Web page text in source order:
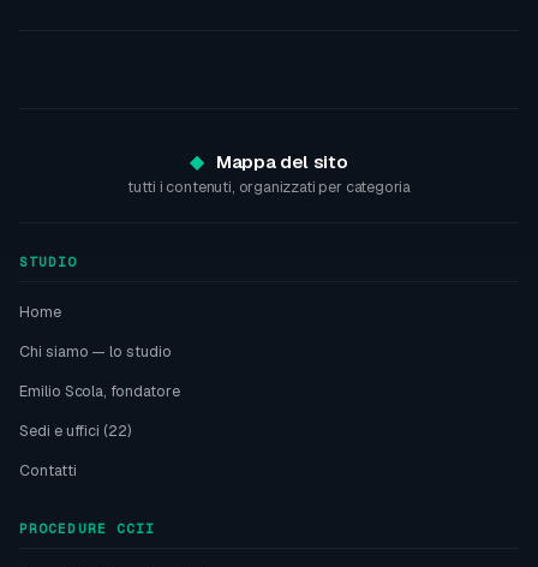
Mappa del sito
tutti i contenuti, organizzati per categoria
STUDIO
Home
Chi siamo — lo studio
Emilio Scola, fondatore
Sedi e uffici (22)
Contatti
PROCEDURE CCII